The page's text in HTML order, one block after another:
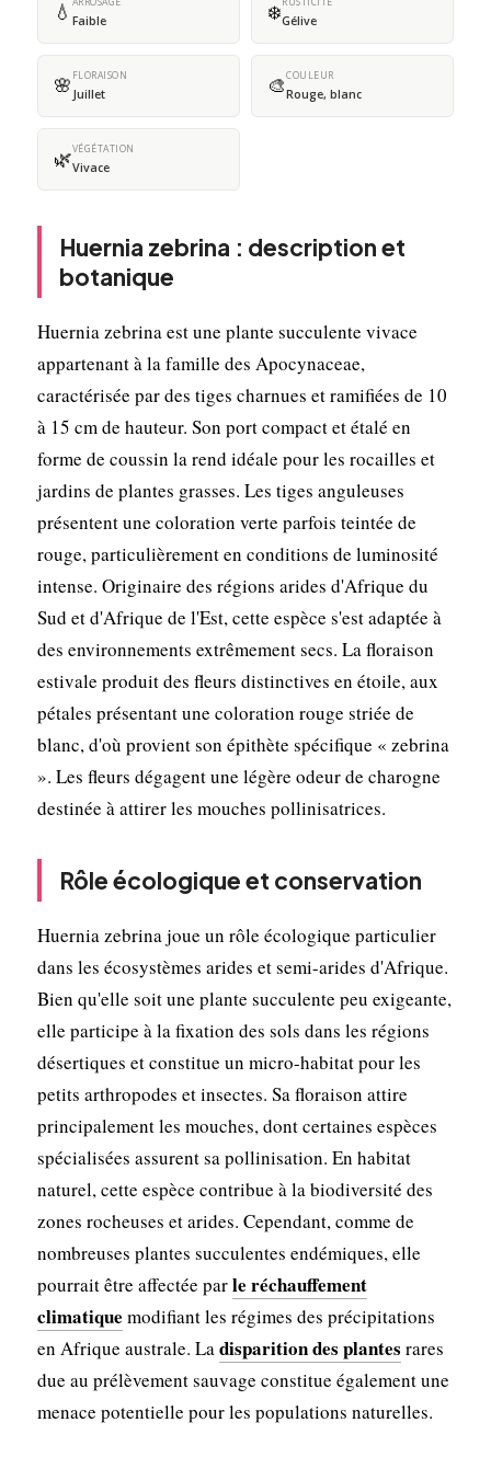
💧 Faible ❄️Gélive
🌸 FLORAISON
Juillet 🎨COULEUR
Rouge, blanc
🌿VÉGÉTATION
Vivace
Huernia zebrina : description et
botanique
Huernia zebrina est une plante succulente vivace
appartenant à la famille des Apocynaceae,
caractérisée par des tiges charnues et ramifiées de 10
à 15 cm de hauteur. Son port compact et étalé en
forme de coussin la rend idéale pour les rocailles et
jardins de plantes grasses. Les tiges anguleuses
présentent une coloration verte parfois teintée de
rouge, particulièrement en conditions de luminosité
intense. Originaire des régions arides d'Afrique du
Sud et d'Afrique de l'Est, cette espèce s'est adaptée à
des environnements extrêmement secs. La floraison
estivale produit des fleurs distinctives en étoile, aux
pétales présentant une coloration rouge striée de
blanc, d'où provient son épithète spécifique « zebrina
». Les fleurs dégagent une légère odeur de charogne
destinée à attirer les mouches pollinisatrices.
Rôle écologique et conservation
Huernia zebrina joue un rôle écologique particulier
dans les écosystèmes arides et semi-arides d'Afrique.
Bien qu'elle soit une plante succulente peu exigeante,
elle participe à la fixation des sols dans les régions
désertiques et constitue un micro-habitat pour les
petits arthropodes et insectes. Sa floraison attire
principalement les mouches, dont certaines espèces
spécialisées assurent sa pollinisation. En habitat
naturel, cette espèce contribue à la biodiversité des
zones rocheuses et arides. Cependant, comme de
nombreuses plantes succulentes endémiques, elle
pourrait être affectée parle réchauffement
climatique modifiant les régimes des précipitations
en Afrique australe. Ladisparition des plantes rares
due au prélèvement sauvage constitue également une
menace potentielle pour les populations naturelles.